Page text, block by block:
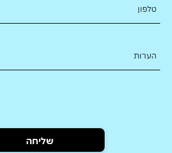
טלפון
הערות
שליחה